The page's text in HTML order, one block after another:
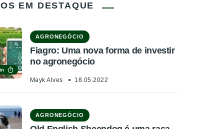
EM DESTAQUE
AGRONEGÓCIO
Fiagro: Uma nova forma de investir
no agronegócio
Mayk Alves 18.05.2022
AGRONEGÓCIO